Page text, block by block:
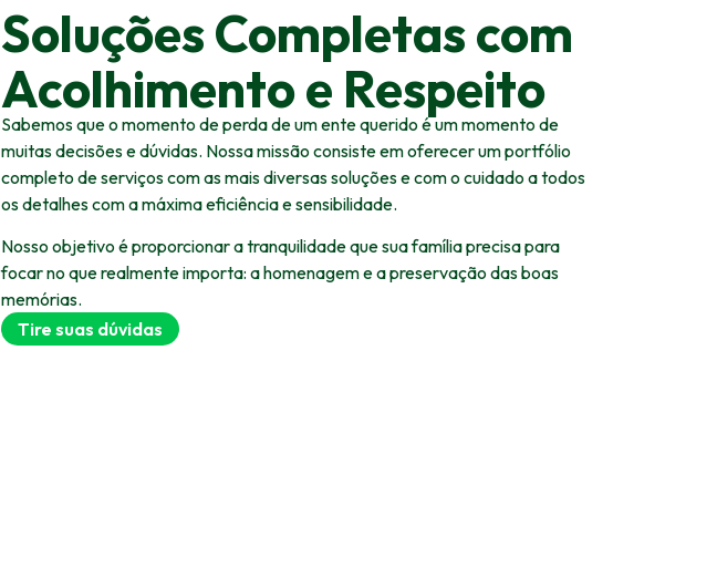
Soluções Completas com
Acolhimento e Respeito
Sabemos que o momento de perda de um ente querido é um momento de
muitas decisões e dúvidas. Nossa missão consiste em oferecer um portfólio
completo de serviços com as mais diversas soluções e com o cuidado a todos
os detalhes com a máxima eficiência e sensibilidade.
Nosso objetivo é proporcionar a tranquilidade que sua família precisa para
focar no que realmente importa: a homenagem e a preservação das boas
memórias.
Tire suas dúvidas